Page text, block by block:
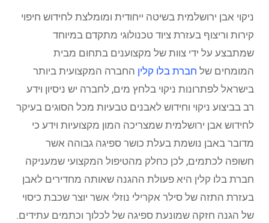
ניקוי אבן ירושלמית בשיטה ייחודית ומומלצת לחידוש חיפוי
קירות וריצוף בעזרת ציוד טכנולוגי מתקדם במיוחד
שמתבצע על ידי צוות של מקצוענים בתחום מבית
המומחים של חברת בלו קלין החברה המקצועית ביותר
בישראל לפתרונות ניקוי בלחץ מים, לחברה יש ניסיון וידע
רב בביצוע ניקוי וחידוש לאבנים טבעיות מכל הסוגים בעיקר
לחידוש אבן ירושלמית שמצריכה המון מקצועיות וידע כי
מדובר באבן נושמת בעלת כושר ספיגה גבוהה אשר
חשופה לכתמים, לכן כחלק מהטיפול המקצועי שמעניקה
חברת בלו קלין היא פעולת ההגנה שאותה מחדירים לאבן
בעזרת התזה של סילר אקרילי נוזלי אשר יוצר שכבת כיסוי
של הגנה חזקה שמונעת ספיגה של לכלוך וכתמים עתידים.